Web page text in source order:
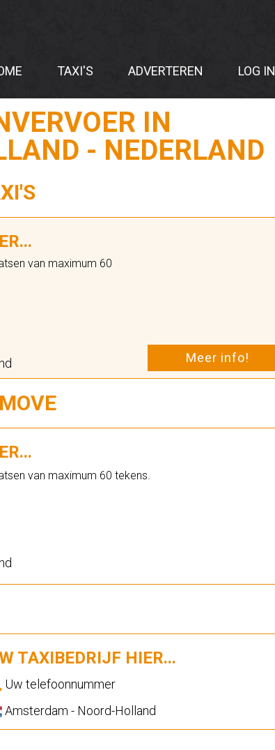
TAXI'S ADVERTEREN LOG IN
IN
- NEDERLAND
van maximum 60
Meer info!
van maximum 60 tekens.
TAXIBEDRIJF HIER...
Uw telefoonnummer
Amsterdam - Noord-Holland